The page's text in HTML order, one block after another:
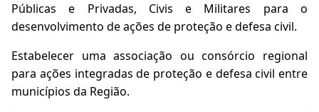
Públicas e Privadas, Civis e Militares para o
desenvolvimento de ações de proteção e defesa civil.
Estabelecer uma associação ou consórcio regional
para ações integradas de proteção e defesa civil entre
municípios da Região.